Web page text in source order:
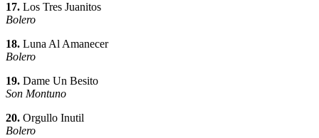
17. Los Tres Juanitos
Bolero
18. Luna Al Amanecer
Bolero
19. Dame Un Besito
Son Montuno
20. Orgullo Inutil
Bolero